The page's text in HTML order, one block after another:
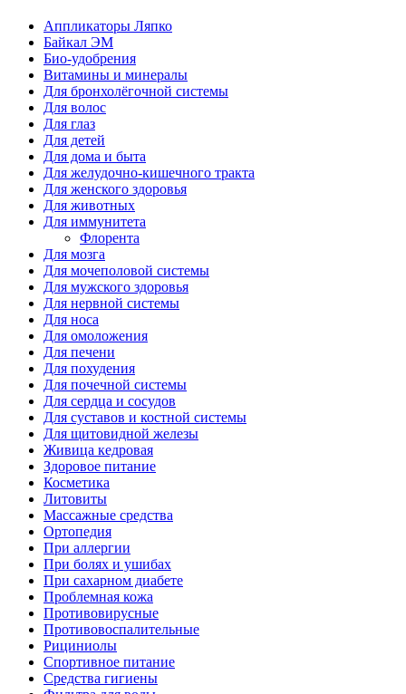
Аппликаторы Ляпко
Байкал ЭМ
Био-удобрения
Витамины и минералы
Для бронхолёгочной системы
Для волос
Для глаз
Для детей
Для дома и быта
Для желудочно-кишечного тракта
Для женского здоровья
Для животных
Для иммунитета
Флорента
Для мозга
Для мочеполовой системы
Для мужского здоровья
Для нервной системы
Для носа
Для омоложения
Для печени
Для похудения
Для почечной системы
Для сердца и сосудов
Для суставов и костной системы
Для щитовидной железы
Живица кедровая
Здоровое питание
Косметика
Литовиты
Массажные средства
Ортопедия
При аллергии
При болях и ушибах
При сахарном диабете
Проблемная кожа
Противовирусные
Противовоспалительные
Рициниолы
Спортивное питание
Средства гигиены